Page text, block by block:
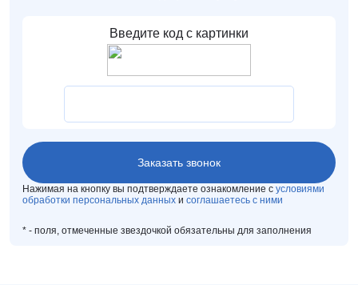
Нажимая на кнопку вы подтверждаете ознакомление с условиями
обработки персональных данных и соглашаетесь с ними
* - поля, отмеченные звездочкой обязательны для заполнения